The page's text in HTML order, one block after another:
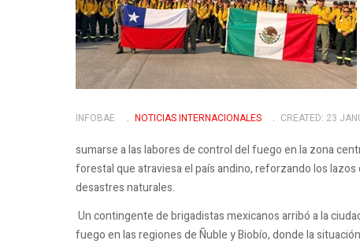
INFOBAE NOTICIAS INTERNACIONALES CREATED: 23
sumarse a las labores de control del fuego en la zona
forestal que atraviesa el país andino, reforzando los
desastres naturales.
Un contingente de brigadistas mexicanos arribó a la
fuego en las regiones de Ñuble y Biobío, donde la